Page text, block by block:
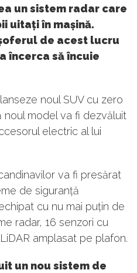
un sistem radar care
uitați în mașină.
de acest lucru
încerca să încuie
noul SUV cu zero
noul model va fi dezvăluit
electric al lui
va fi presărat
de siguranță
cu nu mai puțin de
radar, 16 senzori cu
amplasat pe plafon.
un nou sistem de